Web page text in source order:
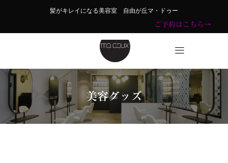
髪がキレイになる美容室 自由が丘マ・ドゥー
ご予約はこちら→
美容グッズ